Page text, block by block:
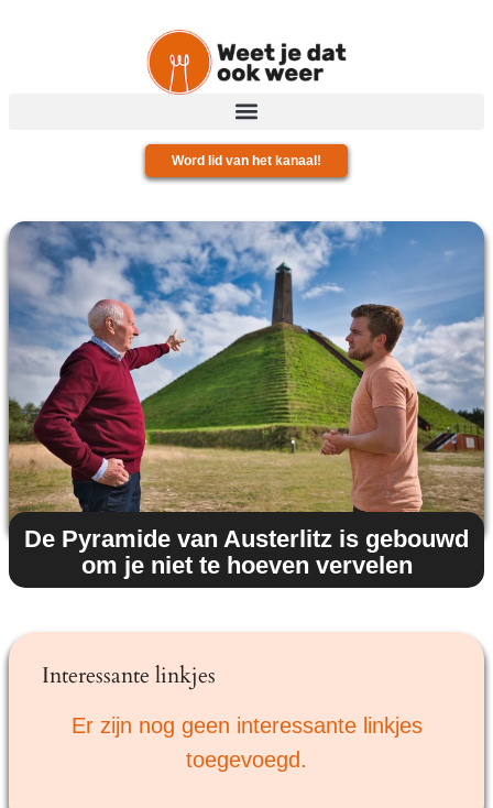
Word lid van het kanaal!
De Pyramide van Austerlitz is gebouwd
om je niet te hoeven vervelen
Interessante linkjes
Er zijn nog geen interessante linkjes
toegevoegd.